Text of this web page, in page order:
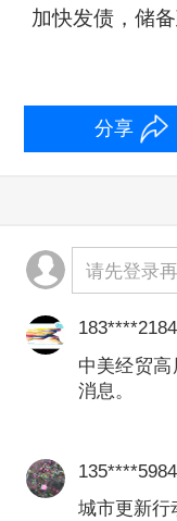
但需要注意
下，整体税
所得税、关
同期均为负
财政部数据
般公共预算
0.4%。全
加快发债，储
分享
请先登录
183****2184
中美经贸
消息。
135****5984
城市更新行